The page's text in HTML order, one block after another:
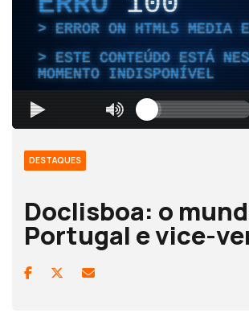
ERROR ON HTML5 MEDIA
ESTE CONTEÚDO ESTÁ
MOMENTO INDISPONÍVEL
DESTAQUES
Doclisboa: o
Portugal e vice-